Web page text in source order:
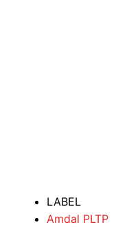
LABEL
Amdal PLTP